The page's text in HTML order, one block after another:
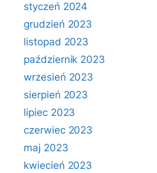
styczeń 2024
grudzień 2023
listopad 2023
październik 2023
wrzesień 2023
sierpień 2023
lipiec 2023
czerwiec 2023
maj 2023
kwiecień 2023